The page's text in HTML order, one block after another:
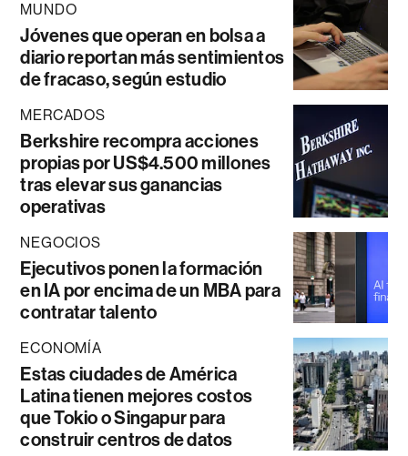
MUNDO
Jóvenes que operan en bolsa a
diario reportan más sentimientos
de fracaso, según estudio
MERCADOS
Berkshire recompra acciones
propias por US$4.500 millones
tras elevar sus ganancias
operativas
NEGOCIOS
Ejecutivos ponen la formación
en IA por encima de un MBA para
contratar talento
ECONOMÍA
Estas ciudades de América
Latina tienen mejores costos
que Tokio o Singapur para
construir centros de datos